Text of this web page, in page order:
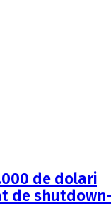
de dolari
de